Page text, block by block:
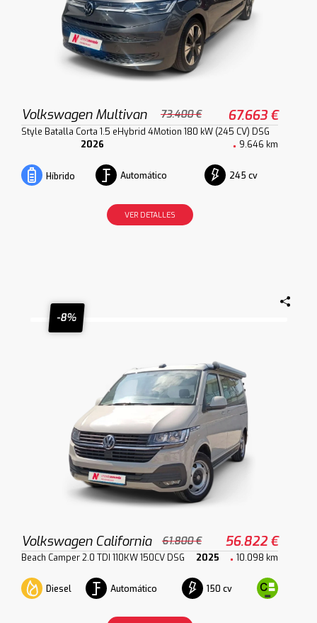
Volkswagen Multivan 73.400 € 67.663 €
Style Batalla Corta 1.5 eHybrid 4Motion 180 kW (245 CV) DSG
2026
9.646 km
Híbrido Automático 245 cv
VER DETALLES
-8%
Volkswagen California 61.800 € 56.822 €
Beach Camper 2.0 TDI 110KW 150CV DSG 2025 10.098 km
Diesel Automático 150 cv